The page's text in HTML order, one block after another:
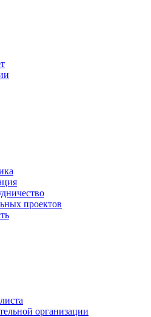
проектов
организации